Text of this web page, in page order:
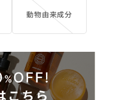
動物由来成分